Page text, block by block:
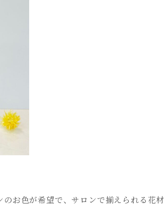
お色が希望で、サロンで揃えられる花材